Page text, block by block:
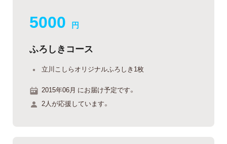
5000 円
ふろしきコース
立川こしらオリジナルふろしき1枚
2015年06月 にお届け予定です。
2人が応援しています。